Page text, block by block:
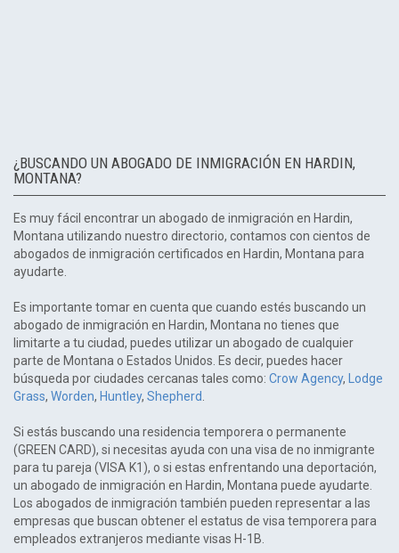
¿BUSCANDO UN ABOGADO DE INMIGRACIÓN EN HARDIN,
MONTANA?
Es muy fácil encontrar un abogado de inmigración en Hardin,
Montana utilizando nuestro directorio, contamos con cientos de
abogados de inmigración certificados en Hardin, Montana para
ayudarte.
Es importante tomar en cuenta que cuando estés buscando un
abogado de inmigración en Hardin, Montana no tienes que
limitarte a tu ciudad, puedes utilizar un abogado de cualquier
parte de Montana o Estados Unidos. Es decir, puedes hacer
búsqueda por ciudades cercanas tales como: Crow Agency,
Lodge
Grass, Worden, Huntley, Shepherd
Si estás buscando una residencia temporera o permanente
(GREEN CARD), si necesitas ayuda con una visa de no inmigrante
para tu pareja (VISA K1), o si estas enfrentando una deportación,
un abogado de inmigración en Hardin, Montana puede ayudarte.
Los abogados de inmigración también pueden representar a las
empresas que buscan obtener el estatus de visa temporera para
empleados extranjeros mediante visas H-1B.